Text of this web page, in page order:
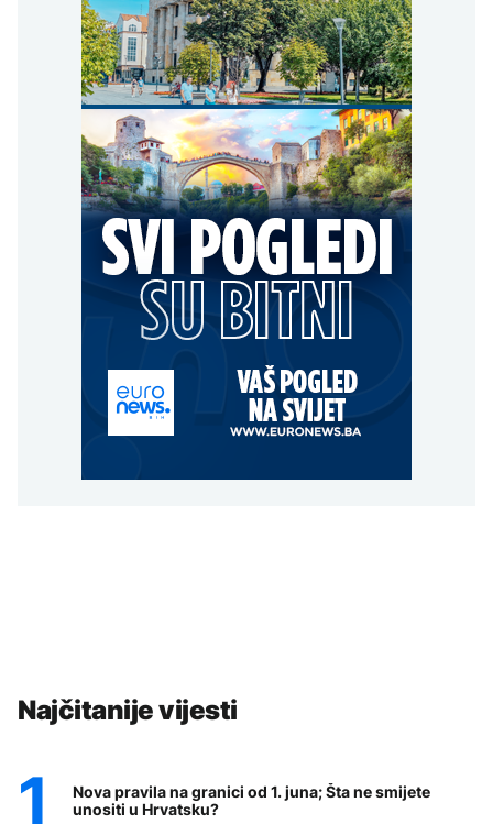
Najčitanije vijesti
Nova pravila na granici od 1. juna; Šta ne smijete
unositi u Hrvatsku?